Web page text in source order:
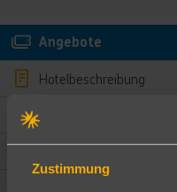
Zustimmung
Angebote
Hotelbeschreibung
Bewertungen